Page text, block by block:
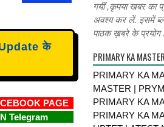
के
PAGE
Telegram
गयीं ,कृपया खबर का
अवश्य कर लें. इसमें
पाठक ख़बरे के प्रयोग
PRIMARY KA
PRIMARY KA
MASTER |
PRIMARY KA
PRIMARY KA